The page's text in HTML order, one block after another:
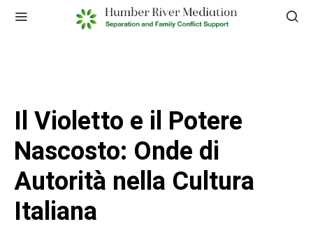
Il Violetto e il Potere
Nascosto: Onde di
Autorità nella Cultura
Italiana